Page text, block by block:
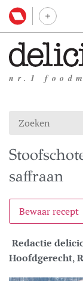
nr.1
saffraan
Bewaar recept
Redactie
Hoofdgerecht,